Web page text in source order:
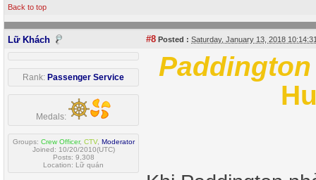
Back to top
Lữ Khách #8 Posted : Saturday, January 13, 2018
Rank: Passenger Service
Medals:
Groups: Crew Officer, CTV, Moderator
Joined: 10/20/2010(UTC)
Posts: 9,308
Location: Lữ quán
Paddington